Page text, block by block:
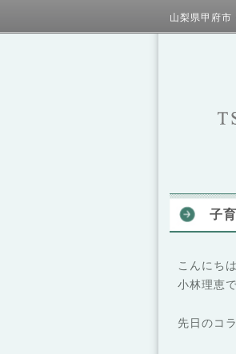
山梨県甲府
子
こんにち
小林理恵で
先日のコ